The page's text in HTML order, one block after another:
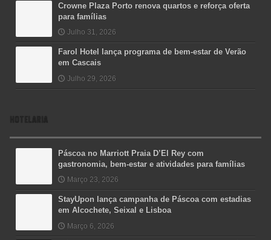
Crowne Plaza Porto renova quartos e reforça oferta
para famílias
Julho 31, 2026
Farol Hotel lança programa de bem-estar de Verão
em Cascais
Julho 29, 2026
HOTELARIA
Páscoa no Marriott Praia D’El Rey com
gastronomia, bem-estar e atividades para famílias
Março 23, 2026
StayUpon lança campanha de Páscoa com estadias
em Alcochete, Seixal e Lisboa
Março 6, 2026